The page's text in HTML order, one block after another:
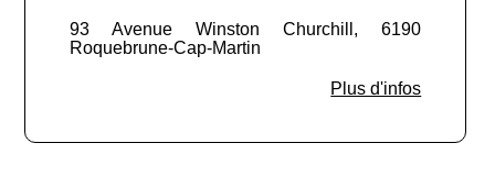
93 Avenue Winston Churchill, 6190
Roquebrune-Cap-Martin
Plus d'infos